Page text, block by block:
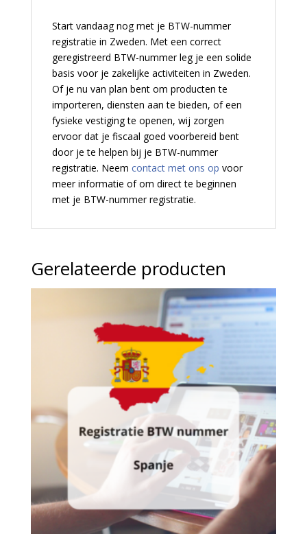
Start vandaag nog met je BTW-nummer
registratie in Zweden. Met een correct
geregistreerd BTW-nummer leg je een solide
basis voor je zakelijke activiteiten in Zweden.
Of je nu van plan bent om producten te
importeren, diensten aan te bieden, of een
fysieke vestiging te openen, wij zorgen
ervoor dat je fiscaal goed voorbereid bent
door je te helpen bij je BTW-nummer
registratie. Neem contact met ons op voor
meer informatie of om direct te beginnen
met je BTW-nummer registratie.
Gerelateerde producten